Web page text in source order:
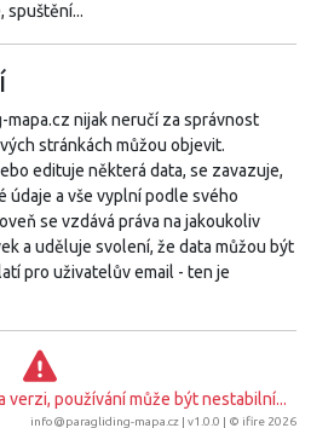
spuštění...
nijak neručí za správnost
stránkách můžou objevit.
edituje některá data, se zavazuje,
údaje a vše vyplní podle svého
se vzdává práva na jakoukoliv
a uděluje svolení, že data můžou být
pro uživatelův email - ten je
verzi, používání může být nestabilní...
info@paragliding-mapa.cz | v1.0.0 | © ifire 2026